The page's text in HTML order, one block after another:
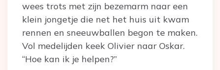
wees trots met zijn bezemarm naar een
klein jongetje die net het huis uit kwam
rennen en sneeuwballen begon te maken.
Vol medelijden keek Olivier naar Oskar.
“Hoe kan ik je helpen?”